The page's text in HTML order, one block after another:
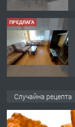
ПРЕДЛАГА
Случайна рецепта